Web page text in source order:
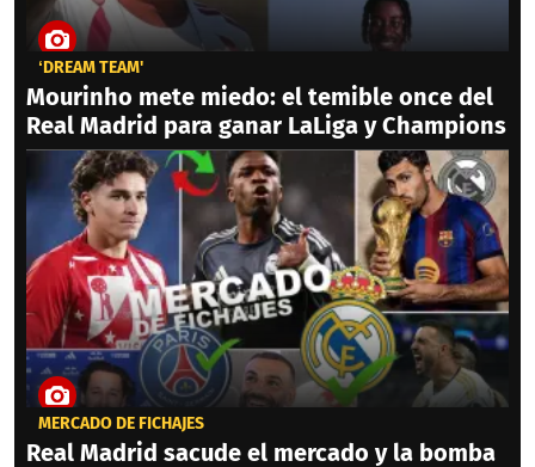
‘DREAM TEAM'
Mourinho mete miedo: el temible once del
Real Madrid para ganar LaLiga y Champions
MERCADO DE FICHAJES
Real Madrid sacude el mercado y la bomba